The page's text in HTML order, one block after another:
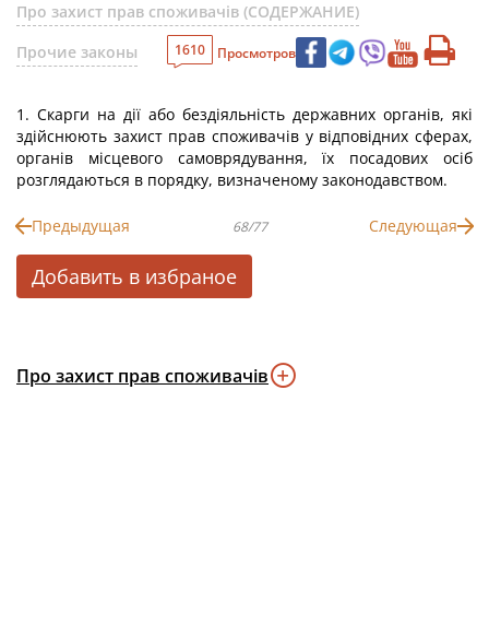
Про захист прав споживачів (СОДЕРЖАНИЕ)
Прочие законы
1610 Просмотров
1. Скарги на дії або бездіяльність державних органів, які
здійснюють захист прав споживачів у відповідних сферах,
органів місцевого самоврядування, їх посадових осіб
розглядаються в порядку, визначеному законодавством.
Предыдущая 68/77 Следующая
Добавить в избраное
Про захист прав споживачів